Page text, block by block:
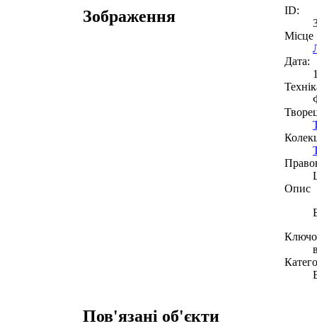
Зображення
ID:
Місце
Дата:
Опис
Пов'язані об'єкти